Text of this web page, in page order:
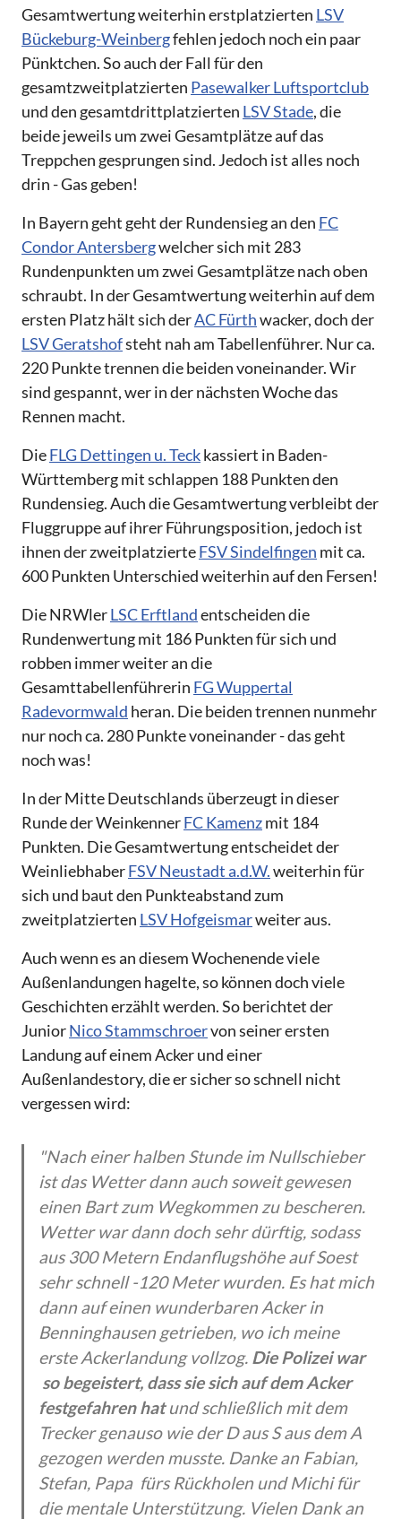
Gesamtwertung weiterhin erstplatzierten LSV
Bückeburg-Weinbergfehlen jedoch noch ein paar
Pünktchen. So auch der Fall für den
gesamtzweitplatzierten Pasewalker Luftsportclub
und den gesamtdrittplatzierten LSV Stade, die
beide jeweils um zwei Gesamtplätze auf das
Treppchen gesprungen sind. Jedoch ist alles noch
drin - Gas geben!
In Bayern geht geht der Rundensieg an den FC
Condor Antersbergwelcher sich mit 283
Rundenpunkten um zwei Gesamtplätze nach oben
schraubt. In der Gesamtwertung weiterhin auf dem
ersten Platz hält sich derAC Fürthwacker, doch der
LSV Geratshofsteht nah am Tabellenführer. Nur ca.
220 Punkte trennen die beiden voneinander. Wir
sind gespannt, wer in der nächsten Woche das
Rennen macht.
DieFLG Dettingen u. Teckkassiert in Baden-
Württemberg mit schlappen 188 Punkten den
Rundensieg. Auch die Gesamtwertung verbleibt der
Fluggruppe auf ihrer Führungsposition, jedoch ist
ihnen der zweitplatzierteFSV Sindelfingen mit ca.
600 Punkten Unterschied weiterhin auf den Fersen!
Die NRWlerLSC Erftlandentscheiden die
Rundenwertung mit 186 Punkten für sich und
robben immer weiter an die
Gesamttabellenführerin FG Wuppertal
Radevormwald heran. Die beiden trennen nunmehr
nur noch ca. 280 Punkte voneinander - das geht
noch was!
In der Mitte Deutschlands überzeugt in dieser
Runde der WeinkennerFC Kamenzmit 184
Punkten. Die Gesamtwertung entscheidet der
WeinliebhaberFSV Neustadt a.d.W.weiterhin für
sich und baut den Punkteabstand zum
zweitplatzierten LSV Hofgeismarweiter aus.
Auch wenn es an diesem Wochenende viele
Außenlandungen hagelte, so können doch viele
Geschichten erzählt werden. So berichtet der
JuniorNico Stammschroervon seiner ersten
Landung auf einem Acker und einer
Außenlandestory, die er sicher so schnell nicht
vergessen wird:
"Nach einer halben Stunde im Nullschieber
ist das Wetter dann auch soweit gewesen
einen Bart zum Wegkommen zu bescheren.
Wetter war dann doch sehr dürftig, sodass
aus 300 Metern Endanflugshöhe auf Soest
sehr schnell -120 Meter wurden. Es hat mich
dann auf einen wunderbaren Acker in
Benninghausen getrieben, wo ich meine
erste Ackerlandung vollzog. Die Polizei war
so begeistert, dass sie sich auf dem Acker
festgefahren hatund schließlich mit dem
Trecker genauso wie der D aus S aus dem A
gezogen werden musste. Danke an Fabian,
Stefan, Papa fürs Rückholen und Michi für
die mentale Unterstützung. Vielen Dank an